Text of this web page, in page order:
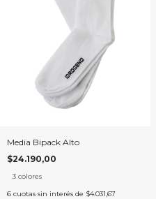
Media Bipack Alto
$24.190,00
3 colores
6 cuotas sin interés de $4.031,67